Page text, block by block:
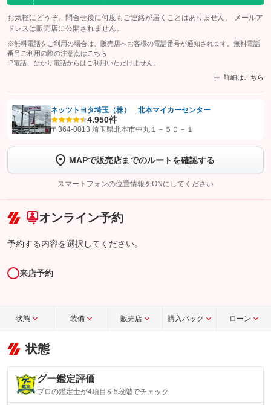
お気軽にどうぞ。問合せ後に何度もご連絡が届くことはありません。 メールア
ドレスは販売店に公開されません。
※無料電話をご利用の場合は、販売店へお客様の電話番号が通知されます。無料電話
番号ご利用の際の注意点は こちら
IP電話、ひかり電話からはご利用いただけません。
詳細はこちら
【STEP1】認証画面でグーネットを友だち追加してから「許可する」ボタンを押
トーク画面で
ボタンをタップして問い合わせを
完了してください。
こちら
ネッツトヨタ埼玉（株） 北本マイカーセンター
4.950件
〒364-0013 埼玉県北本市中丸１－５０－１
MAPで販売店までのルートを確認する
スマートフォンの位置情報をONにしてください
オンライン予約
予約する内容を選択してください。
来店予約
状態 装備 販売店 購入パック ローン
状態
グー鑑定評価
プロの鑑定士が4項目を5段階でチェック